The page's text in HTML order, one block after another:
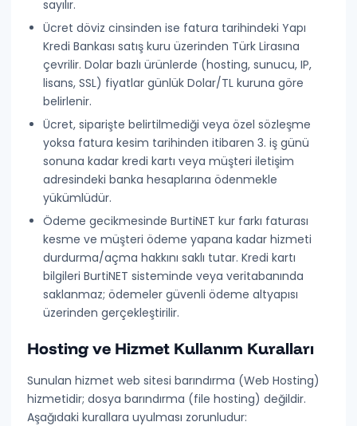
sayılır.
Ücret döviz cinsinden ise fatura tarihindeki Yapı
Kredi Bankası satış kuru üzerinden Türk Lirasına
çevrilir. Dolar bazlı ürünlerde (hosting, sunucu, IP,
lisans, SSL) fiyatlar günlük Dolar/TL kuruna göre
belirlenir.
Ücret, siparişte belirtilmediği veya özel sözleşme
yoksa fatura kesim tarihinden itibaren3. iş günü
sonuna kadar kredi kartı veya müşteri iletişim
adresindeki banka hesaplarına ödenmekle
yükümlüdür.
Ödeme gecikmesinde BurtiNETkur farkı faturası
kesme ve müşteri ödeme yapana kadar hizmeti
durdurma/açma hakkını saklı tutar. Kredi kartı
bilgileri BurtiNET sisteminde veya veritabanında
saklanmaz; ödemeler güvenli ödeme altyapısı
üzerinden gerçekleştirilir.
Hosting ve Hizmet Kullanım Kuralları
Sunulan hizmetweb sitesi barındırma (Web Hosting)
hizmetidir; dosya barındırma (file hosting) değildir.
Aşağıdaki kurallara uyulması zorunludur: